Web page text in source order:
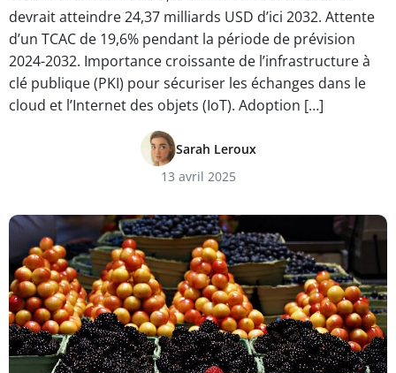
devrait atteindre 24,37 milliards USD d’ici 2032. Attente
d’un TCAC de 19,6% pendant la période de prévision
2024-2032. Importance croissante de l’infrastructure à
clé publique (PKI) pour sécuriser les échanges dans le
cloud et l’Internet des objets (IoT). Adoption […]
Sarah Leroux
13 avril 2025